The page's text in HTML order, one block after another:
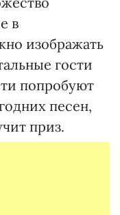
в
изображать
гости
попробуют
песен,
приз.